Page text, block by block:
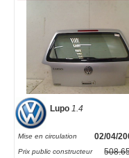
Lupo 1.4
Mise en circulation 02/04/
Prix public constructeur